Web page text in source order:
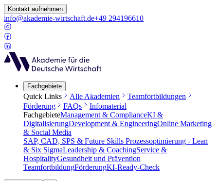
Kontakt aufnehmen
info@akademie-wirtschaft.de+49 294196610
Fachgebiete
Quick Links Alle Akademien
Teamfortbildungen
Förderung
FAQs
Infomaterial
FachgebieteManagement & ComplianceKI &
DigitalisierungDevelopment & EngineeringOnline Marketing
& Social Media
SAP, CAD, SPS & Future Skills Prozessoptimierung - Lean
& Six SigmaLeadership & CoachingService &
HospitalityGesundheit und Prävention
TeamfortbildungFörderungKI-Ready-Check